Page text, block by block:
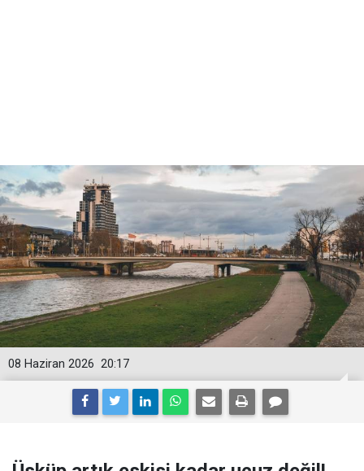
20:17
08 Haziran 2026